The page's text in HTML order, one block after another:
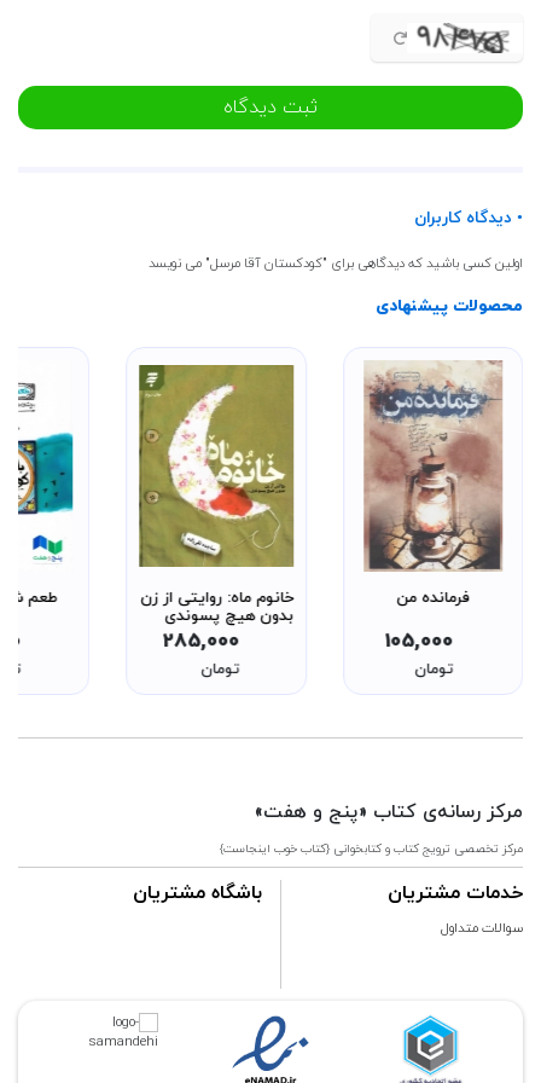
ثبت دیدگاه
• دیدگاه کاربران
اولین کسی باشید که دیدگاهی برای "کودکستان آقا مرسل" می نویسد
محصولات پیشنهادی
فرمانده من
105,000
تومان
خانوم ماه: روایتی از زن
بدون هیچ پسوندی
285,000
تومان
طعم
مرکز رسانه‌ی کتاب «پنج و هفت»
مرکز تخصصی ترویج کتاب و کتابخوانی {کتاب خوب اینجاست}
خدمات مشتریان
سوالات متداول
باشگاه مشتریان